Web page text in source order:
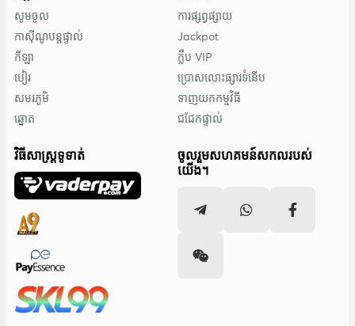
សូមចូល
កាស៊ីណូបន្តផ្ទាល់
កីឡា
បៀរ
សមរភូមិ
ឆ្នោត
ការផ្សព្វផ្សាយ
Jackpot
ក្លឹប VIP
ប្រោសលោះផ្សារទំនើប
ទាញយកកម្មវិធី
ជជែកផ្ទាល់
វិធីសាស្រ្តទូទាត់
ចូលរួមសហគមន៍សកលរបស់
យើង។